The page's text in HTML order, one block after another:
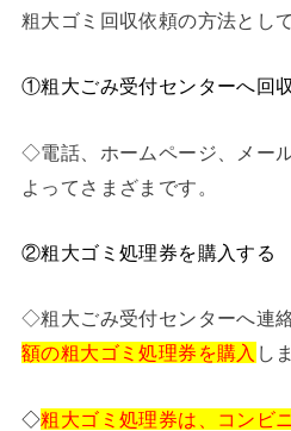
粗大ゴミ回収依頼の方法とし
①粗大ごみ受付センターへ回
◇電話、ホームページ、メー
よってさまざまです。
②粗大ゴミ処理券を購入する
◇粗大ごみ受付センターへ連絡
額の粗大ゴミ処理券を購入 し
◇粗大ゴミ処理券は、コンビ